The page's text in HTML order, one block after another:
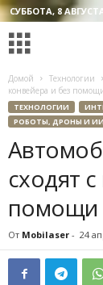
СУББОТА, 8
Домой Технологии
конвейера и без
ТЕХНОЛОГИИ
РОБОТЫ, ДРОНЫ И ИИ
сходят
помощи
От Mobilaser - 24